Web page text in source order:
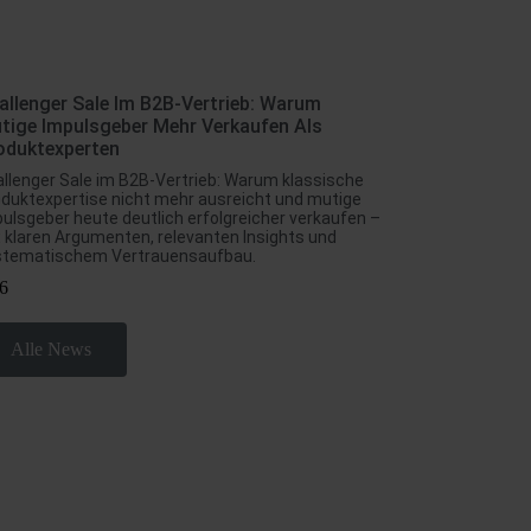
Sale Im B2B-Vertrieb: Warum
Impulsgeber Mehr Verkaufen Als
Sale im B2B-Vertrieb: Warum klassische
nicht mehr ausreicht und mutige
heute deutlich erfolgreicher verkaufen –
klaren Argumenten, relevanten Insights und
Vertrauensaufbau.
Alle News